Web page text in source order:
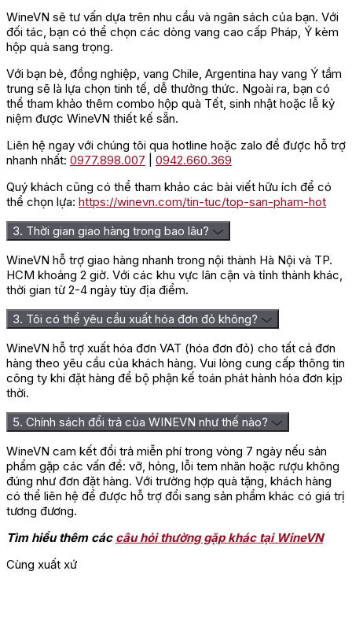
Chưa có đánh giá nào.
Hãy là người đầu tiên nhận xét “Rượu Vang Trắng Pháp Grand
Theatre Bordeaux”
Bạn phảiđăng nhập để gửi đánh giá.
WineVN sẽ tư vấn dựa trên nhu cầu và ngân sách của bạn. Với
đối tác, bạn có thể chọn các dòng vang cao cấp Pháp, Ý kèm
hộp quà sang trọng.
Với bạn bè, đồng nghiệp, vang Chile, Argentina hay vang Ý tầm
trung sẽ là lựa chọn tinh tế, dễ thưởng thức. Ngoài ra, bạn có
thể tham khảo thêm combo hộp quà Tết, sinh nhật hoặc lễ kỷ
niệm được WineVN thiết kế sẵn.
Liên hệ ngay với chúng tôi qua hotline hoặc zalo để được hỗ trợ
nhanh nhất: 0977.898.007
0942.660.369
Quý khách cũng có thể tham khảo các bài viết hữu ích để có
thể chọn lựa: https://winevn.com/tin-tuc/top-san-pham-hot
3. Thời gian giao hàng trong bao lâu?
WineVN hỗ trợ giao hàng nhanh trong nội thành Hà Nội và TP.
HCM khoảng 2 giờ. Với các khu vực lân cận và tỉnh thành khác,
thời gian từ 2-4 ngày tùy địa điểm.
3. Tôi có thể yêu cầu xuất hóa đơn đỏ không?
WineVN hỗ trợ xuất hóa đơn VAT (hóa đơn đỏ) cho tất cả đơn
hàng theo yêu cầu của khách hàng. Vui lòng cung cấp thông tin
công ty khi đặt hàng để bộ phận kế toán phát hành hóa đơn kịp
thời.
5. Chính sách đổi trả của WINEVN như thế nào?
WineVN cam kết đổi trả miễn phí trong vòng 7 ngày nếu sản
phẩm gặp các vấn đề: vỡ, hỏng, lỗi tem nhãn hoặc rượu không
đúng như đơn đặt hàng. Với trường hợp quà tặng, khách hàng
có thể liên hệ để được hỗ trợ đổi sang sản phẩm khác có giá trị
tương đương.
Tìm hiểu thêm các câu hỏi thường gặp khác tại WineVN
Cùng xuất xứ